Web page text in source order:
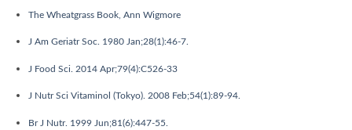
The Wheatgrass Book, Ann Wigmore
J Am Geriatr Soc. 1980 Jan;28(1):46-7.
J Food Sci. 2014 Apr;79(4):C526-33
J Nutr Sci Vitaminol (Tokyo). 2008 Feb;54(1):89-94.
Br J Nutr. 1999 Jun;81(6):447-55.